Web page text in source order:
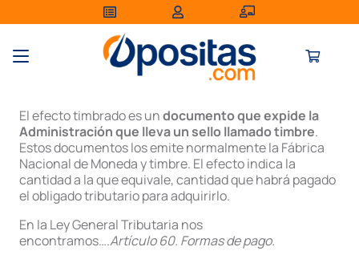
El efecto timbrado es undocumento que expide la
Administración que lleva un sello llamado timbre.
Estos documentos los emite normalmente la Fábrica
Nacional de Moneda y timbre. El efecto indica la
cantidad a la que equivale, cantidad que habrá pagado
el obligado tributario para adquirirlo.
En la Ley General Tributaria nos
encontramos….Artículo 60. Formas de pago.